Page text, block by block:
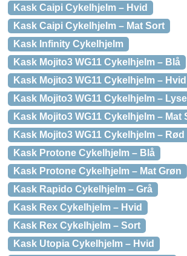
Kask Caipi Cykelhjelm – Hvid
Kask Caipi Cykelhjelm – Mat Sort
Kask Infinity Cykelhjelm
Kask Mojito3 WG11 Cykelhjelm – Blå
Kask Mojito3 WG11 Cykelhjelm – Hvid
Kask Mojito3 WG11 Cykelhjelm –
Kask Mojito3 WG11 Cykelhjelm – Mat
Kask Mojito3 WG11 Cykelhjelm – Rød
Kask Protone Cykelhjelm – Blå
Kask Protone Cykelhjelm – Mat Grøn
Kask Rapido Cykelhjelm – Grå
Kask Rex Cykelhjelm – Hvid
Kask Rex Cykelhjelm – Sort
Kask Utopia Cykelhjelm – Hvid